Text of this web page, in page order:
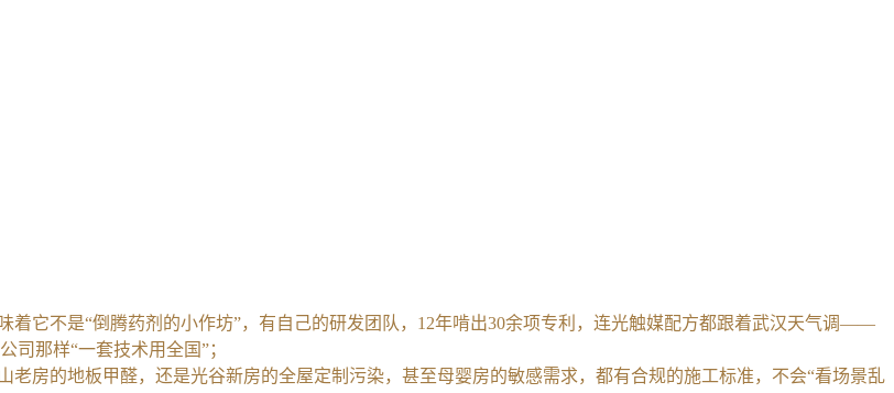
它不是“倒腾药剂的小作坊”，有自己的研发团队，12年啃出30余项专利，连光触媒配方都跟着武汉天气调——
司那样“一套技术用全国”；
房的地板甲醛，还是光谷新房的全屋定制污染，甚至母婴房的敏感需求，都有合规的施工标准，不会“看场景乱